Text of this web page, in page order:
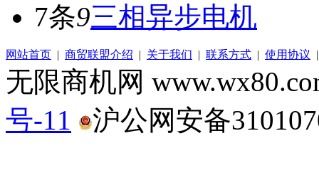
7条9三相异步电机
网站首页 | 商贸联盟介绍 | 关于我们 | 联系方式 | 使用协议
无限商机网
号-11
沪公网安备